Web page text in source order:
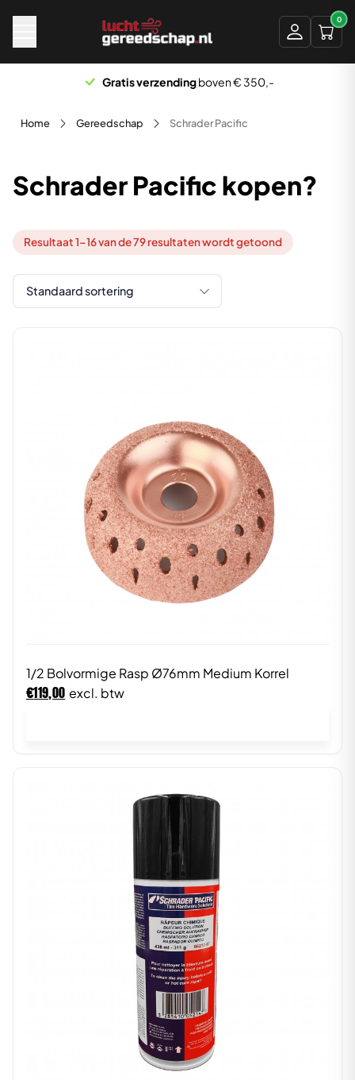
0
Scherp geprijsd
Home Gereedschap Schrader Pacific
Schrader Pacific kopen?
Resultaat 1–16 van de 79 resultaten wordt getoond
1/2 Bolvormige Rasp Ø76mm Medium Korrel
€119,00 excl. btw